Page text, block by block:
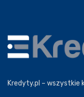
Kredyty.pl – wszystkie